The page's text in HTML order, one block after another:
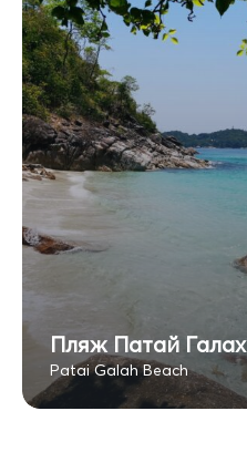
Пляж Патай Галах
Patai Galah Beach